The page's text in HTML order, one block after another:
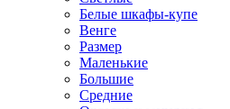
Белые шкафы-купе
Венге
Размер
Маленькие
Большие
Средние